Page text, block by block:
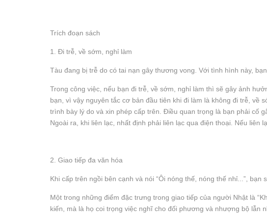
Trích đoạn sách
1. Đi trễ, về sớm, nghỉ làm
Tàu đang bị trễ do có tai nạn gây thương vong. Với tình hình này,
Trong công việc, nếu bạn đi trễ, về sớm, nghỉ làm thì sẽ gây ảnh
bạn, vì vậy nguyên tắc cơ bản đầu tiên khi đi làm là không đi trễ, về
trình bày lý do và xin phép cấp trên. Điều quan trọng là bạn phải cố
Ngoài ra, khi liên lạc, nhất định phải liên lạc qua điện thoại. Nếu liên
2. Giao tiếp đa văn hóa
Khi cấp trên ngồi bên cạnh và nói “Ôi nóng thế, nóng thế nhỉ...”, bạn
Một trong những điểm đặc trưng trong giao tiếp của người Nhật là
kiến, mà là họ coi trọng việc nghĩ cho đối phương và nhượng bộ